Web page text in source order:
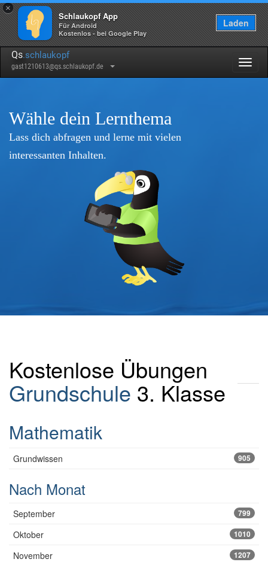
×
Schlaukopf App
Für Android
Kostenlos - bei Google Play
Laden
Qs.schlaukopf
gast1210613@qs.schlaukopf.de
Wähle dein Lernthema
Lass dich abfragen und lerne mit vielen
interessanten Inhalten.
Kostenlose Übungen
Grundschule 3. Klasse
Mathematik
Grundwissen 905
Nach Monat
September 799
Oktober 1010
November 1207